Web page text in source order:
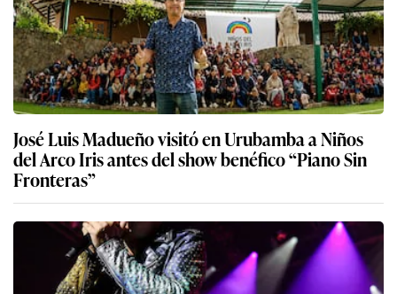
José Luis Madueño visitó en Urubamba a Niños
del Arco Iris antes del show benéfico “Piano Sin
Fronteras”